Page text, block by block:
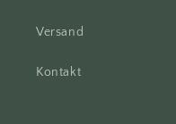
Versand
Kontakt